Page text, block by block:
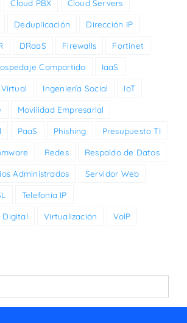
Cloud PBX Cloud Servers
Deduplicación Dirección IP
DRaaS Firewalls Fortinet
Compartido IaaS
Ingeniería Social IoT
Movilidad Empresarial
PaaS Phishing Presupuesto TI
Redes Respaldo de Datos
Administrados Servidor Web
Telefonía IP
Digital Virtualización VoIP